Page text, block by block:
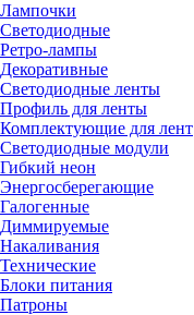
Лампочки
Светодиодные
Ретро-лампы
Декоративные
Светодиодные ленты
Профиль для ленты
Комплектующие для лент
Светодиодные модули
Гибкий неон
Энергосберегающие
Галогенные
Диммируемые
Накаливания
Технические
Блоки питания
Патроны